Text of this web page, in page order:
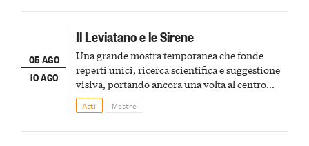
05 AGO
10 AGO
Il Leviatano e le Sirene
Una grande mostra temporanea che fonde
reperti unici, ricerca scientifica e suggestione
visiva, portando ancora una volta al centro
della scena le meraviglie del passato astigiano
Asti Mostre